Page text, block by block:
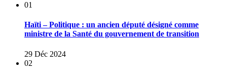
01
Haïti – Politique : un ancien député désigné comme
ministre de la Santé du gouvernement de transition
29 Déc 2024
02